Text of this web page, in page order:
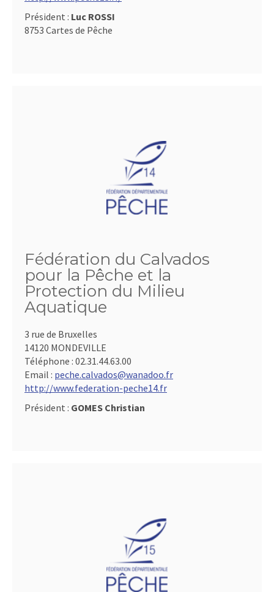
Président : Luc ROSSI
8753 Cartes de Pêche
Fédération du Calvados
pour la Pêche et la
Protection du Milieu
Aquatique
3 rue de Bruxelles
14120 MONDEVILLE
Téléphone : 02.31.44.63.00
Email : peche.calvados@wanadoo.fr
http://www.federation-peche14.fr
Président : GOMES Christian